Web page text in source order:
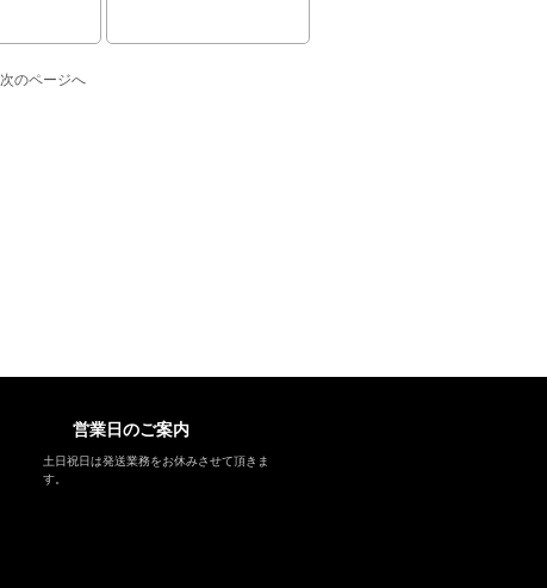
次のページへ
営業日のご案内
土日祝日は発送業務をお休みさせて頂きま
す。